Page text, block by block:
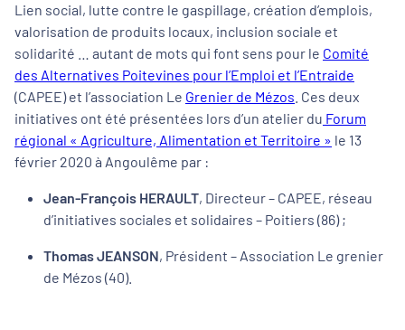
Lien social, lutte contre le gaspillage, création d’emplois,
valorisation de produits locaux, inclusion sociale et
solidarité … autant de mots qui font sens pour le Comité
des Alternatives Poitevines pour l’Emploi et l’Entraide
(CAPEE) et l’association Le Grenier de Mézos . Ces deux
initiatives ont été présentées lors d’un atelier du Forum
régional « Agriculture, Alimentation et Territoire » le 13
février 2020 à Angoulême par :
Jean-François HERAULT, Directeur – CAPEE, réseau
d’initiatives sociales et solidaires – Poitiers (86) ;
Thomas JEANSON, Président – Association Le grenier
de Mézos (40).